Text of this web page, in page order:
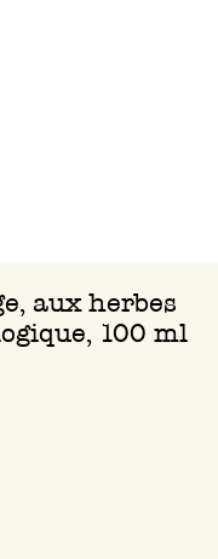
aux herbes
100 ml